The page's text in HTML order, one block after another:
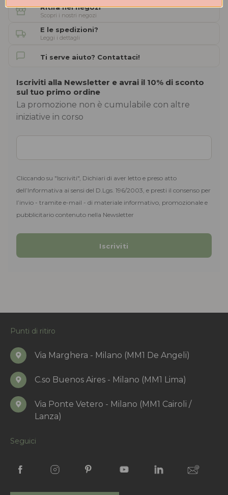
Ritira nei negozi
Scopri i nostri negozi
E le spedizioni?
Leggi i dettagli
Ti serve aiuto? Contattaci!
Iscriviti alla Newsletter e avrai il 10% di sconto
sul tuo primo ordine
La promozione non è cumulabile con altre
iniziative in corso
Cliccando su "Iscriviti", Dichiari di aver letto e preso atto
dell’Informativa ai sensi del D.Lgs. 196/2003, e presti il consenso per
l’invio - tramite e-mail - di materiale informativo, promozionale e
pubblicitario contenuto nella Newsletter
Punti di ritiro
Via Marghera - Milano (MM1 De Angeli)
C.so Buenos Aires - Milano (MM1 Lima)
Via Ponte Vetero - Milano (MM1 Cairoli /
Lanza)
Seguici